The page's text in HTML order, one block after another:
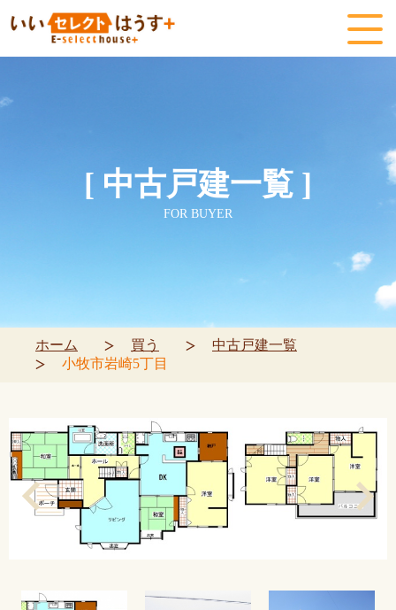
[ 中古戸建一覧 ]
FOR BUYER
ホーム 買う
中古戸建一覧
小牧市岩崎5丁目